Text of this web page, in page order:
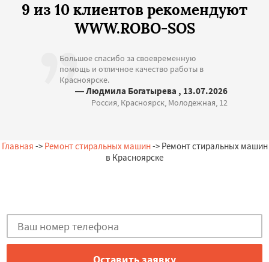
9 из 10 клиентов рекомендуют
WWW.ROBO-SOS
Большое спасибо за своевременную
помощь и отличное качество работы в
Красноярске.
— Людмила Богатырева , 13.07.2026
Россия, Красноярск, Молодежная, 12
Главная -> Ремонт стиральных машин-> Ремонт стиральных машин
в Красноярске